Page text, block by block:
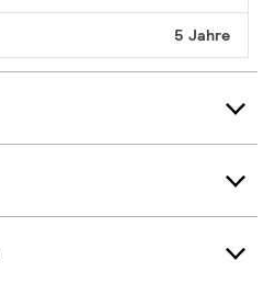
5 Jahre